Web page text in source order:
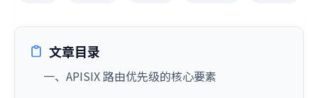
文章目录
一、APISIX 路由优先级的核心要素